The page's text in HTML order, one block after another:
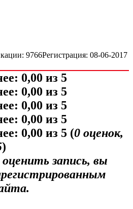
9766Регистрация: 08-06-2017
(0 оценок,
)
запись, вы